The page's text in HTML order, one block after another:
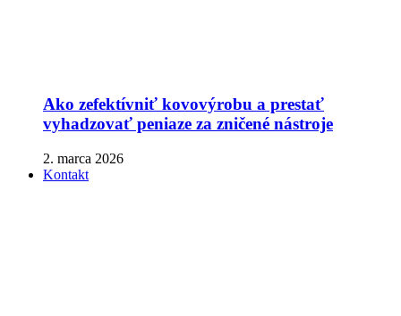
Ako zefektívniť kovovýrobu a prestať
vyhadzovať peniaze za zničené nástroje
2. marca 2026
Kontakt